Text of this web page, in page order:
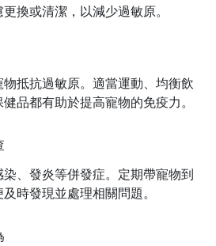
換或清潔，以減少過敏原。
抵抗過敏原。適當運動、均衡飲
品都有助於提高寵物的免疫力。
、發炎等併發症。定期帶寵物到
時發現並處理相關問題。